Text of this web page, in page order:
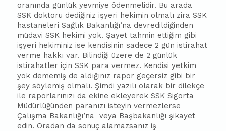
oranında günlük yevmiye ödenmelidir. Bu arada
SSK doktoru dediğiniz işyeri hekimin olmalı zira SSK
hastaneleri Sağlık Bakanlığı’na devredildiğinden
müdavi SSK hekimi yok. Şayet tahmin ettiğim gibi
işyeri hekiminiz ise kendisinin sadece 2 gün istirahat
verme hakkı var. Bilindiği üzere de 2 günlük
istirahatler için SSK para vermez. Kendisi yetkim
yok dememiş de aldığınız rapor geçersiz gibi bir
şey söylemiş olmalı. Şimdi yazılı olarak bir dilekçe
ile raporlarınızı da ekine ekleyerek SSK Sigorta
Müdürlüğünden paranızı isteyin vermezlerse
Çalışma Bakanlığı’na
veya Başbakanlığı şikayet
edin. Oradan da sonuç alamazsanız iş